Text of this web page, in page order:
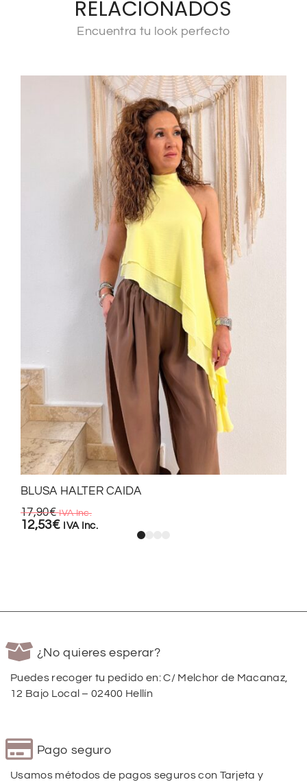
RELACIONADOS
Encuentra tu look perfecto
BLUSA HALTER CAIDA
17,90€ IVA Inc.
12,53€ IVA Inc.
¿No quieres esperar?
Puedes recoger tu pedido en: C/ Melchor de Macanaz,
12 Bajo Local – 02400 Hellín
Pago seguro
Usamos métodos de pagos seguros con Tarjeta y